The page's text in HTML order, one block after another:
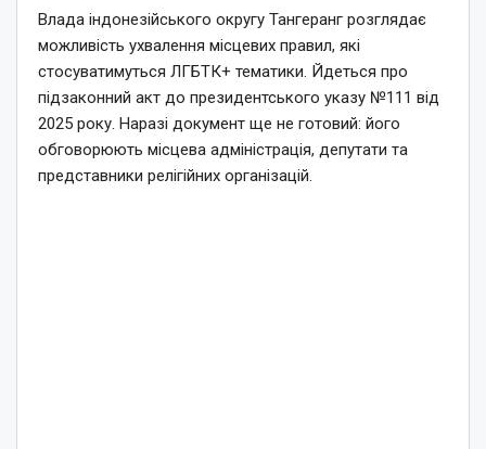
Влада індонезійського округу Тангеранг розглядає
можливість ухвалення місцевих правил, які
стосуватимуться ЛГБТК+ тематики. Йдеться про
підзаконний акт до президентського указу №111 від
2025 року. Наразі документ ще не готовий: його
обговорюють місцева адміністрація, депутати та
представники релігійних організацій.